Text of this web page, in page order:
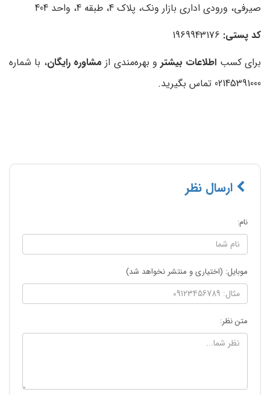
صیرفی، ورودی اداری بازار ونک، پلاک 4، طبقه 4، واحد 404
کد پستی:
برای کسب اطلاعات بیشترو بهره‌مندی از مشاوره رایگان، با شماره
02145391000 تماس بگیرید.
ارسال نظر
نام:
موبایل: (اختیاری و منتشر نخواهد شد)
متن نظر: